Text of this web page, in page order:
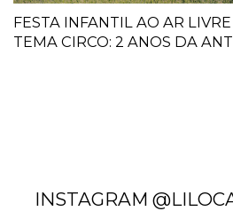
FESTA INFANTIL AO AR
TEMA CIRCO: 2 ANOS DA
INSTAGRAM